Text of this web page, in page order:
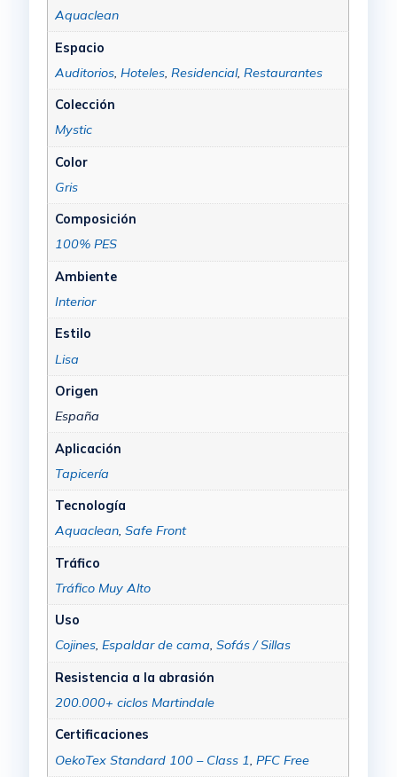
Aquaclean
Espacio
Auditorios, Hoteles, Residencial, Restaurantes
Colección
Mystic
Color
Gris
Composición
100% PES
Ambiente
Interior
Estilo
Lisa
Origen
España
Aplicación
Tapicería
Tecnología
Aquaclean, Safe Front
Tráfico
Tráfico Muy Alto
Uso
Cojines, Espaldar de cama, Sofás / Sillas
Resistencia a la abrasión
200.000+ ciclos Martindale
Certificaciones
OekoTex Standard 100 – Class 1 PFC Free